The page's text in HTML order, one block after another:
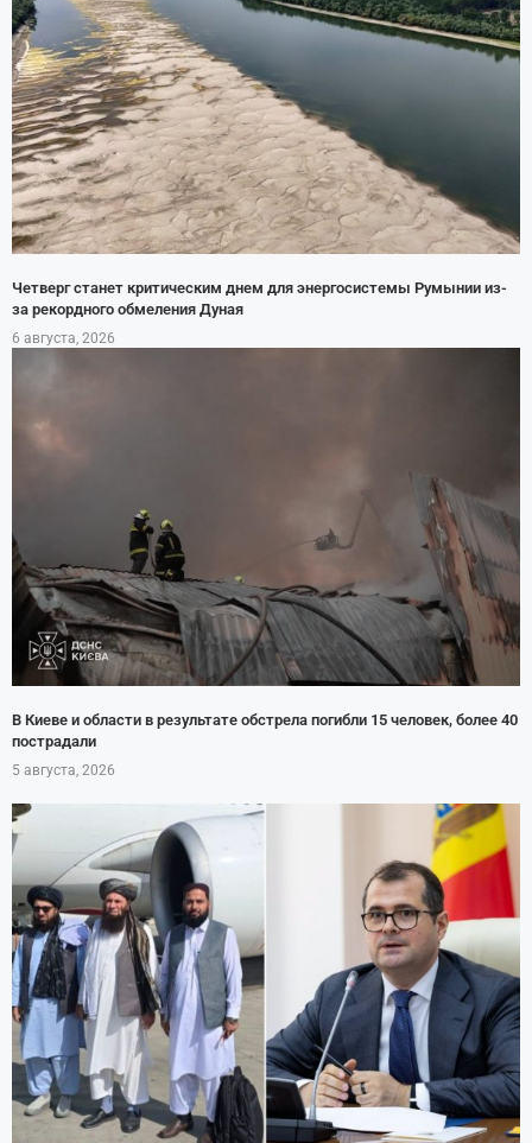
Четверг станет критическим днем для энергосистемы Румынии из-
за рекордного обмеления Дуная
6 августа, 2026
В Киеве и области в результате обстрела погибли 15 человек, более 40
пострадали
5 августа, 2026